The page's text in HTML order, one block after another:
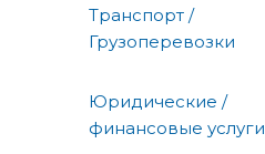
Транспорт /
Грузоперевозки
Юридические /
финансовые услуги